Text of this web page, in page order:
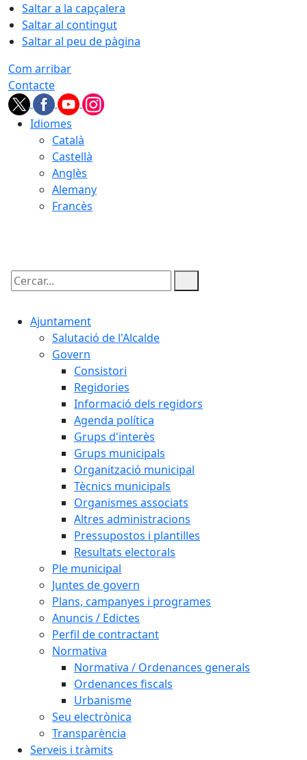
Saltar a la capçalera
Saltar al contingut
Saltar al peu de pàgina
Com arribar
Contacte
Idiomes
Català
Castellà
Anglès
Alemany
Francès
Cercar:
Ajuntament
Salutació de l'Alcalde
Govern
Consistori
Regidories
Informació dels regidors
Agenda política
Grups d'interès
Grups municipals
Organització municipal
Tècnics municipals
Organismes associats
Altres administracions
Pressupostos i plantilles
Resultats electorals
Ple municipal
Juntes de govern
Plans, campanyes i programes
Anuncis / Edictes
Perfil de contractant
Normativa
Normativa / Ordenances generals
Ordenances fiscals
Urbanisme
Seu electrònica
Transparència
Serveis i tràmits